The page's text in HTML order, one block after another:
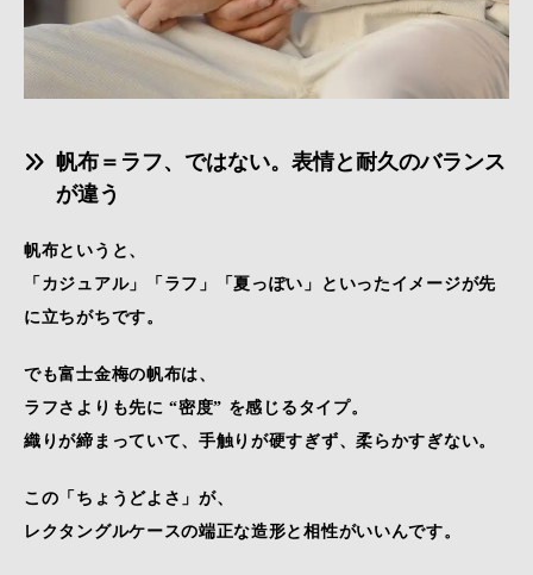
帆布＝ラフ、ではない。表情と耐久のバランス
が違う
帆布というと、
「カジュアル」「ラフ」「夏っぽい」といったイメージが先
に立ちがちです。
でも富士金梅の帆布は、
ラフさよりも先に “密度” を感じるタイプ。
織りが締まっていて、手触りが硬すぎず、柔らかすぎない。
この「ちょうどよさ」が、
レクタングルケースの端正な造形と相性がいいんです。